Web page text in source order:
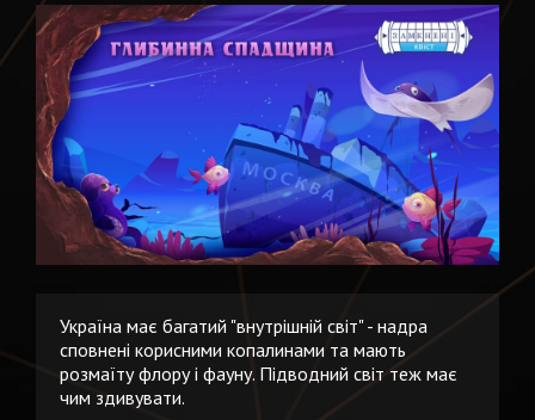
Україна має багатий "внутрішній світ" - надра
сповнені корисними копалинами та мають
розмаїту флору і фауну. Підводний світ теж має
чим здивувати.